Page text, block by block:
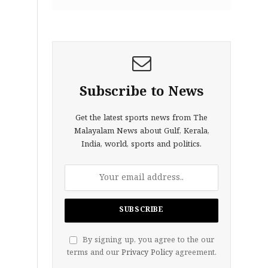
Subscribe to News
Get the latest sports news from The
Malayalam News about Gulf, Kerala,
India, world, sports and politics.
By signing up, you agree to the our
terms and our Privacy Policyagreement.